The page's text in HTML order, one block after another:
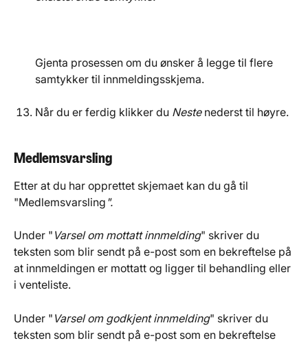
Gjenta prosessen om du ønsker å legge til flere
samtykker til innmeldingsskjema.
Når du er ferdig klikker du Neste nederst til høyre.​
Medlemsvarsling
Etter at du har opprettet skjemaet kan du gå til
"Medlemsvarsling ".
Under " Varsel om mottatt innmelding" skriver du
teksten som blir sendt på e-post som en bekreftelse på
at innmeldingen er mottatt og ligger til behandling eller
i venteliste.
Under " Varsel om godkjent innmelding" skriver du
teksten som blir sendt på e-post som en bekreftelse